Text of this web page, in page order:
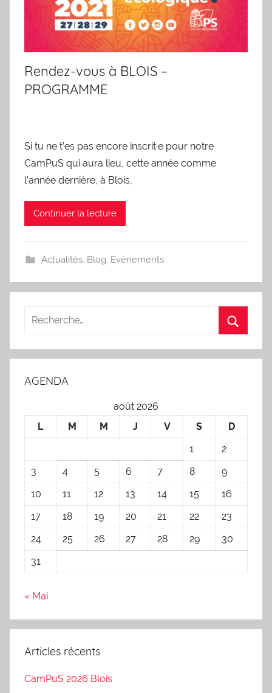
Rendez-vous à BLOIS –
PROGRAMME
Si tu ne t’es pas encore inscrit·e pour notre
CamPuS qui aura lieu, cette année comme
l’année dernière, à Blois,
Continuer la lecture
Actualités, Blog, Evènements
AGENDA
août 2026
L
M M J V S
D
1
2
3
4 5 6 7 8
9
10
11 12 13 14 15
16
17
18 19 20 21 22
23
24
25 26 27 28 29
30
31
« Mai
Articles récents
CamPuS 2026 Blois